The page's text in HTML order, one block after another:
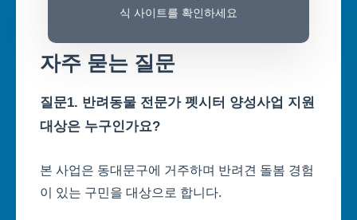
식 사이트를 확인하세요
자주 묻는 질문
질문1. 반려동물 전문가 펫시터 양성사업 지원
대상은 누구인가요?
본 사업은 동대문구에 거주하며 반려견 돌봄 경험
이 있는 구민을 대상으로 합니다.